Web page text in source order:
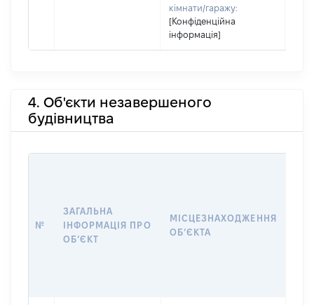
кімнати/гаражу:
[Конфіденційна
інформація]
4. Об'єкти незавершеного
будівництва
№
ЗАГАЛЬНА
ІНФОРМАЦІЯ ПРО
ОБʼЄКТ
МІСЦЕЗНАХОДЖЕННЯ
ОБʼЄКТА